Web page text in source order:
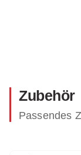
Zubehör
Passendes